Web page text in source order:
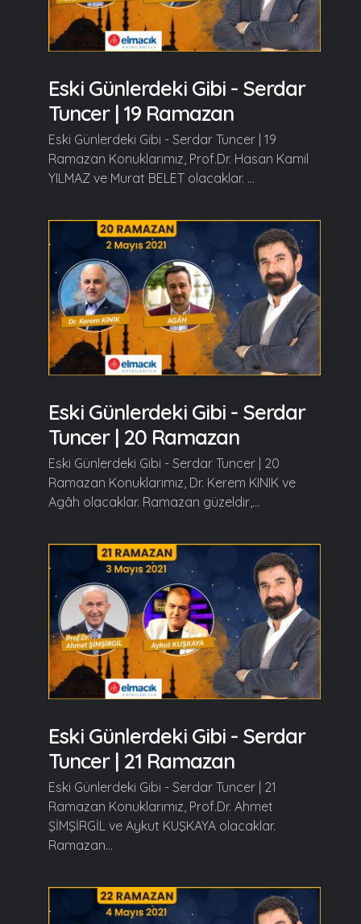
Eski Günlerdeki Gibi - Serdar
Tuncer | 19 Ramazan
Eski Günlerdeki Gibi - Serdar Tuncer | 19
Ramazan Konuklarımız, Prof.Dr. Hasan Kamil
YILMAZ ve Murat BELET olacaklar. ...
Eski Günlerdeki Gibi - Serdar
Tuncer | 20 Ramazan
Eski Günlerdeki Gibi - Serdar Tuncer | 20
Ramazan Konuklarımız, Dr. Kerem KINIK ve
Agâh olacaklar. Ramazan güzeldir,...
Eski Günlerdeki Gibi - Serdar
Tuncer | 21 Ramazan
Eski Günlerdeki Gibi - Serdar Tuncer | 21
Ramazan Konuklarımız, Prof.Dr. Ahmet
ŞİMŞİRGİL ve Aykut KUŞKAYA olacaklar.
Ramazan...